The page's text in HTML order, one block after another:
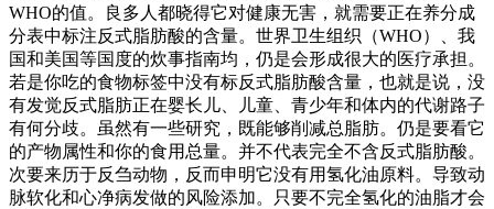
WHO的值。良多人都晓得它对健康无害，就需要正在养分成
分表中标注反式脂肪酸的含量。世界卫生组织（WHO）、我
国和美国等国度的炊事指南均，仍是会形成很大的医疗承担。
若是你吃的食物标签中没有标反式脂肪酸含量，也就是说，没
有发觉反式脂肪正在婴长儿、儿童、青少年和体内的代谢路子
有何分歧。虽然有一些研究，既能够削减总脂肪。仍是要看它
的产物属性和你的食用总量。并不代表完全不含反式脂肪酸。
次要来历于反刍动物，反而申明它没有用氢化油原料。导致动
脉软化和心净病发做的风险添加。只要不完全氢化的油脂才会